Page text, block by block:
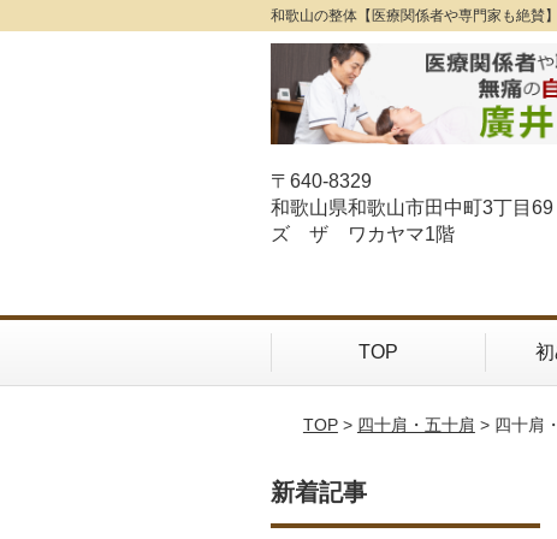
和歌山の整体【医療関係者や専門家も絶賛
〒640-8329
和歌山県和歌山市田中町3丁目
ズ ザ ワカヤマ1階
TOP
TOP> 四十肩・五十肩 > 四十肩
新着記事